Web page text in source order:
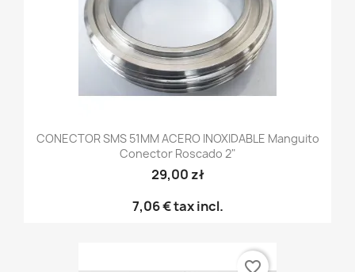
CONECTOR SMS 51MM ACERO INOXIDABLE Manguito
Conector Roscado 2"
29,00 zł
7,06 €tax incl.
favorite_border